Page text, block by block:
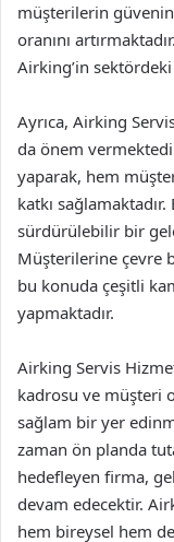
müşterilerin
oranını
Airking’in
Ayrıca, Airking
da önem
yaparak, hem
katkı
sürdürülebilir bir
Müşterilerine çevre
bu konuda çeşitli
yapmaktadır.
Airking Servis
kadrosu ve müşteri
sağlam bir yer
zaman ön planda
hedefleyen firma,
devam edecektir.
hem bireysel hem